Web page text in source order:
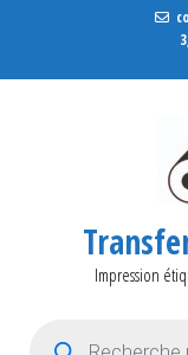
Impression